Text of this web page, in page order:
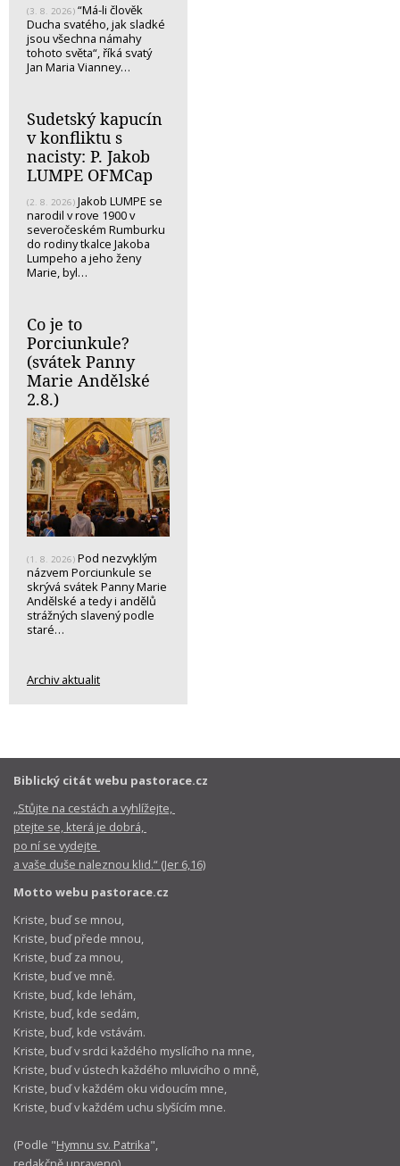
(3. 8. 2026) “Má-li člověk
Ducha svatého, jak sladké
jsou všechna námahy
tohoto světa“, říká svatý
Jan Maria Vianney…
Sudetský kapucín
v konfliktu s
nacisty: P. Jakob
LUMPE OFMCap
(2. 8. 2026) Jakob LUMPE se
narodil v rove 1900 v
severočeském Rumburku
do rodiny tkalce Jakoba
Lumpeho a jeho ženy
Marie, byl…
Co je to
Porciunkule?
(svátek Panny
Marie Andělské
2.8.)
(1. 8. 2026) Pod nezvyklým
názvem Porciunkule se
skrývá svátek Panny Marie
Andělské a tedy i andělů
strážných slavený podle
staré…
Archiv aktualit
Biblický citát webu pastorace.cz
„Stůjte na cestách a vyhlížejte,
ptejte se, která je dobrá,
po ní se vydejte
a vaše duše naleznou klid.“ (Jer 6,16)
Motto webu pastorace.cz
Kriste, buď se mnou,
Kriste, buď přede mnou,
Kriste, buď za mnou,
Kriste, buď ve mně.
Kriste, buď, kde lehám,
Kriste, buď, kde sedám,
Kriste, buď, kde vstávám.
Kriste, buď v srdci každého myslícího na mne,
Kriste, buď v ústech každého mluvicího o mně,
Kriste, buď v každém oku vidoucím mne,
Kriste, buď v každém uchu slyšícím mne.
(Podle "Hymnu sv. Patrika",